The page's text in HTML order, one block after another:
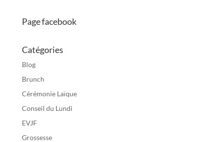
Page facebook
Catégories
Blog
Brunch
Cérémonie Laïque
Conseil du Lundi
EVJF
Grossesse